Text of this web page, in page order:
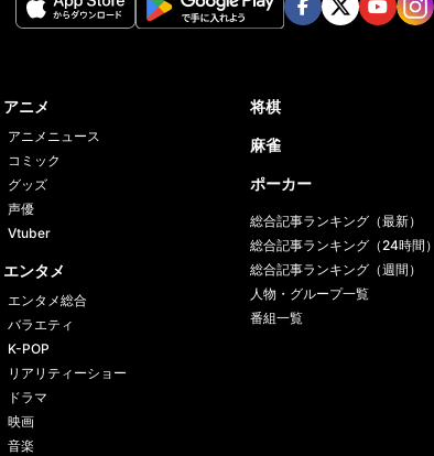
アニメ
アニメニュース
コミック
グッズ
声優
Vtuber
エンタメ
エンタメ総合
バラエティ
K-POP
リアリティーショー
ドラマ
映画
音楽
将棋
麻雀
ポーカー
総合記事ランキング（最新）
総合記事ランキング（24時間）
総合記事ランキング（週間）
人物・グループ一覧
番組一覧